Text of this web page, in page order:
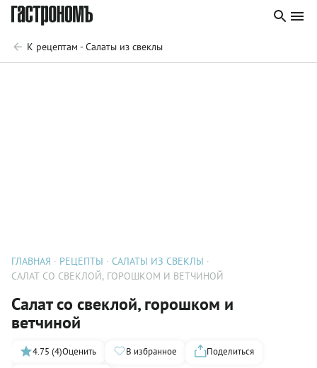
К рецептам - Салаты из свеклы
ГЛАВНАЯ РЕЦЕПТЫ
САЛАТЫ ИЗ СВЕКЛЫ
САЛАТ СО СВЕКЛОЙ, ГОРОШКОМ И ВЕТЧИНОЙ
Салат со свеклой, горошком и
ветчиной
4.75 (4)Оценить В избранное
Поделиться